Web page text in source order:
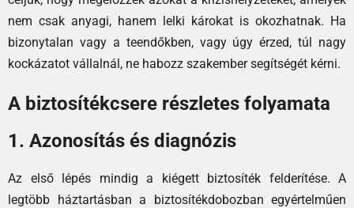
nem csak anyagi, hanem lelki károkat is okozhatnak. Ha
bizonytalan vagy a teendőkben, vagy úgy érzed, túl nagy
kockázatot vállalnál, ne habozz szakember segítségét kérni.
A biztosítékcsere részletes folyamata
1. Azonosítás és diagnózis
Az első lépés mindig a kiégett biztosíték felderítése. A
legtöbb háztartásban a biztosítékdobozban egyértelműen